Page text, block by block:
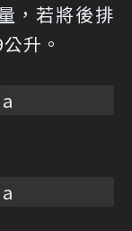
，若將後排
升。